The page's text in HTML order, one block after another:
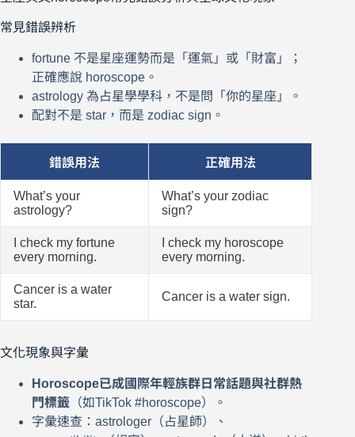
常見錯誤辨析
fortune 不是星座運勢而是「運氣」或「財富」；
正確應說 horoscope。
astrology 為占星學學科，不是問「你的星座」。
配對不是 star，而是 zodiac sign。
錯誤用法 正確用法
What’s your
astrology?
What’s your zodiac
sign?
I check my fortune
every morning.
I check my horoscope
every morning.
Cancer is a water
star.
Cancer is a water sign.
文化現象與字彙
Horoscope已成國際年輕族群日常話題與社群熱
門標籤 （如TikTok #horoscope）。
字彙速查：astrologer（占星師）、